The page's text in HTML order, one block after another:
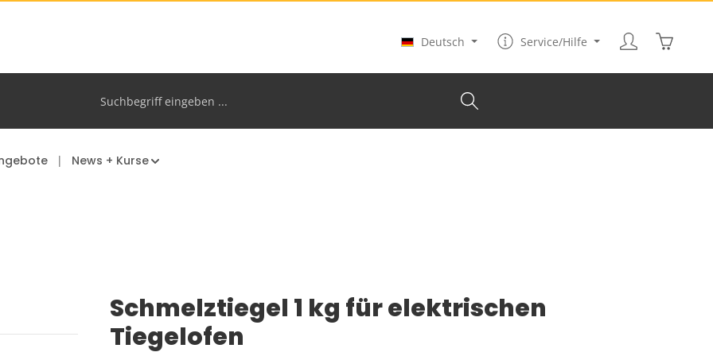
Deutsch
Service/Hilfe
News + Kurse
Schmelztiegel 1 kg für elektrischen
Tiegelofen